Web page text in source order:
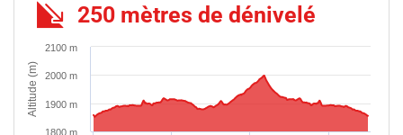
250 mètres de dénivelé
Altitude (m)
1800 m
1900 m
2000 m
2100 m